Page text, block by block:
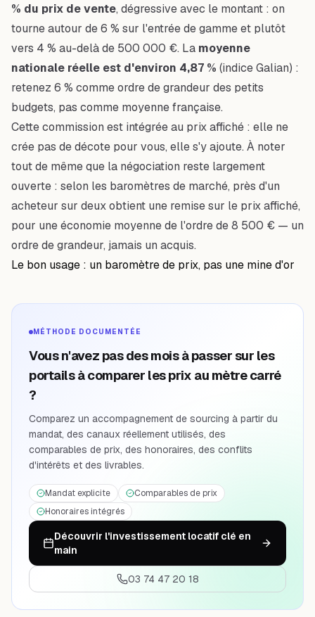
% du prix de vente, dégressive avec le montant : on
tourne autour de 6 % sur l'entrée de gamme et plutôt
vers 4 % au-delà de 500 000 €. La moyenne
nationale réelle est d'environ 4,87 % (indice Galian) :
retenez 6 % comme ordre de grandeur des petits
budgets, pas comme moyenne française.
Cette commission est intégrée au prix affiché : elle ne
crée pas de décote pour vous, elle s'y ajoute. À noter
tout de même que la négociation reste largement
ouverte : selon les baromètres de marché, près d'un
acheteur sur deux obtient une remise sur le prix affiché,
pour une économie moyenne de l'ordre de 8 500 € — un
ordre de grandeur, jamais un acquis.
Le bon usage : un baromètre de prix, pas une mine d'or
MÉTHODE DOCUMENTÉE
Vous n'avez pas des mois à passer sur les
portails à comparer les prix au mètre carré
?
Comparez un accompagnement de sourcing à partir du
mandat, des canaux réellement utilisés, des
comparables de prix, des honoraires, des conflits
d'intérêts et des livrables.
Mandat explicite
Comparables de prix
Honoraires intégrés
Découvrir l'investissement locatif clé en
main
03 74 47 20 18